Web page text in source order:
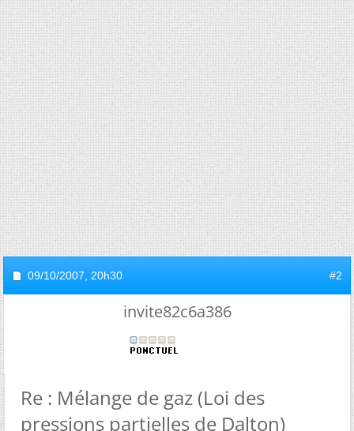
09/10/2007, 20h30 #2
invite82c6a386
Re : Mélange de gaz (Loi des
pressions partielles de Dalton)